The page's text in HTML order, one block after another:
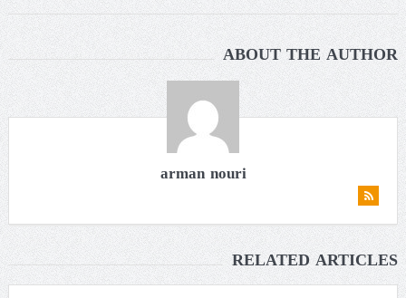
ABOUT THE AUTHOR
arman nouri
RELATED ARTICLES